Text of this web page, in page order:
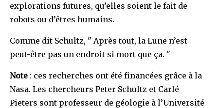
explorations futures, qu’elles soient le fait de
robots ou d’êtres humains.
Comme dit Schultz, " Après tout, la Lune n’est
peut-être pas un endroit si mort que ça. "
Note : ces recherches ont été financées grâce à la
Nasa. Les chercheurs Peter Schultz et Carlé
Pieters sont professeur de géologie à l’Université